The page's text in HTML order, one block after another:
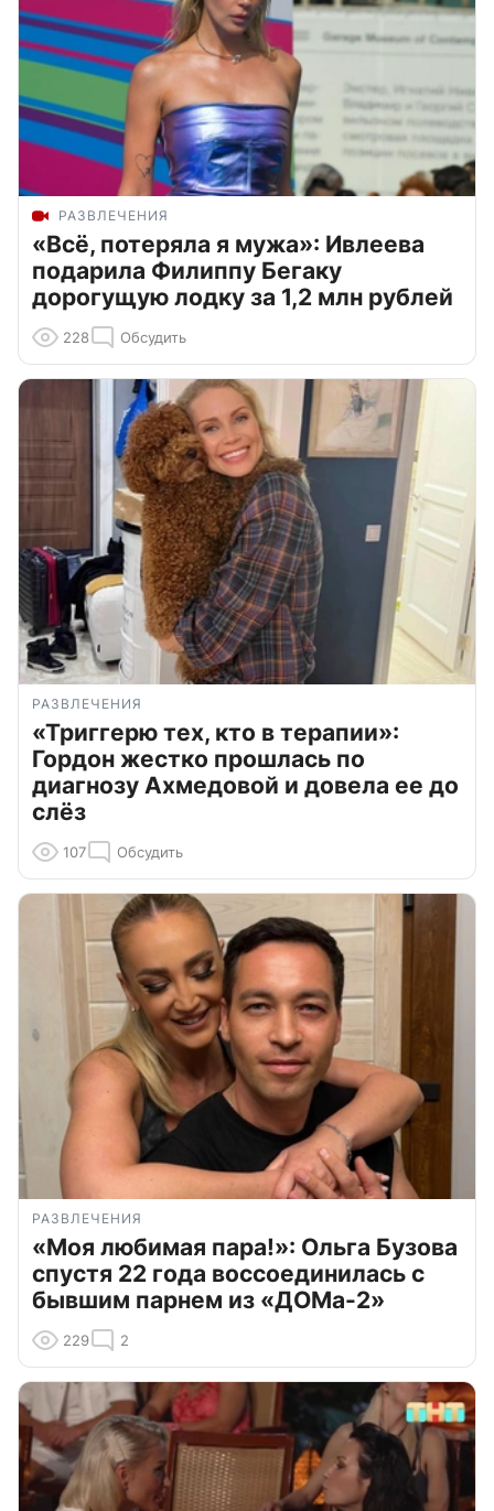
РАЗВЛЕЧЕНИЯ
«Всё, потеряла я мужа»: Ивлеева
подарила Филиппу Бегаку
дорогущую лодку за 1,2 млн рублей
228 Обсудить
РАЗВЛЕЧЕНИЯ
«Триггерю тех, кто в терапии»:
Гордон жестко прошлась по
диагнозу Ахмедовой и довела ее до
слёз
107 Обсудить
РАЗВЛЕЧЕНИЯ
«Моя любимая пара!»: Ольга Бузова
спустя 22 года воссоединилась с
бывшим парнем из «ДОМа-2»
229 2